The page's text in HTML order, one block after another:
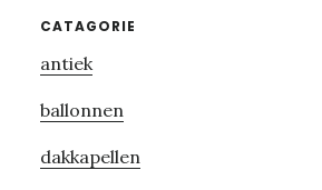
Primary
Sidebar
CATAGORIE
antiek
ballonnen
dakkapellen